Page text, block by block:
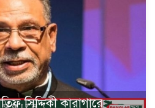
সিদ্দিকী কারাগারে